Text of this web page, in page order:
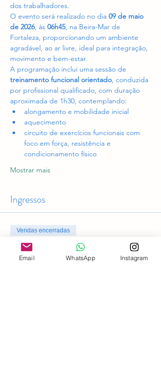
dos trabalhadores.
O evento será realizado no dia 09 de maio
de 2026, às 06h45, na Beira-Mar de
Fortaleza, proporcionando um ambiente
agradável, ao ar livre, ideal para integração,
movimento e bem-estar.
A programação inclui uma sessão de
treinamento funcional orientado, conduzida
por profissional qualificado, com duração
aproximada de 1h30, contemplando:
alongamento e mobilidade inicial
aquecimento
circuito de exercícios funcionais com
foco em força, resistência e
condicionamento físico
Mostrar mais
Ingressos
Vendas encerradas
Tipo de ingresso
Acesso geral
Email WhatsApp Instagram